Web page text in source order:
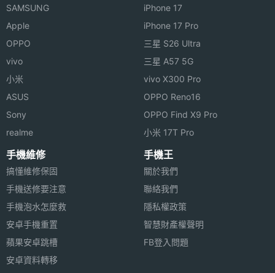
SAMSUNG
Apple
OPPO
vivo
小米
ASUS
Sony
realme
iPhone 17
iPhone 17 Pro
三星 S26 Ultra
三星 A57 5G
vivo X300 Pro
OPPO Reno16
OPPO Find X9 Pro
小米 17T Pro
手機維修
搞懂維修保固
手機送修要注意
手機泡水怎麼救
安卓手機重置
蘋果安卓跳槽
安卓資料轉移
手機王
關於我們
聯絡我們
隱私權政策
智慧財產權聲明
FB登入問題